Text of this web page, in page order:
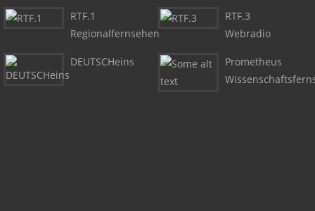
RTF.1
Regionalfernsehen
DEUTSCHeins
RTF.3
Webradio
Prometheus